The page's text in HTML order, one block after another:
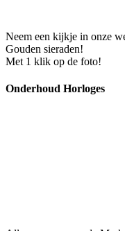
Neem een kijkje in onze
Gouden sieraden!
Met 1 klik op de foto!
Onderhoud Horloges